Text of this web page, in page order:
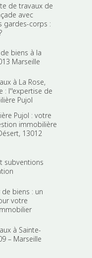
de travaux de
avec
gardes-corps :
biens à la
Marseille
à La Rose,
: l''expertise de
Pujol
Pujol : votre
immobilière
13012
subventions
biens : un
votre
à Sainte-
– Marseille